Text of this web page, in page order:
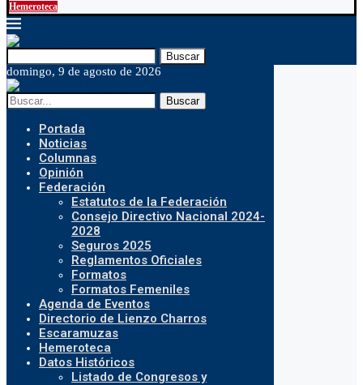
Hemeroteca
Buscar
domingo, 9 de agosto de 2026
Buscar
Portada
Noticias
Columnas
Opinión
Federación
Estatutos de la Federación
Consejo Directivo Nacional 2024-
2028
Seguros 2025
Reglamentos Oficiales
Formatos
Formatos Femeniles
Agenda de Eventos
Directorio de Lienzo Charros
Escaramuzas
Hemeroteca
Datos Históricos
Listado de Congresos y